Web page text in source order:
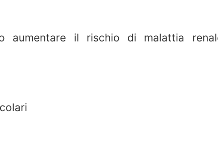
aumentare il rischio di malattia